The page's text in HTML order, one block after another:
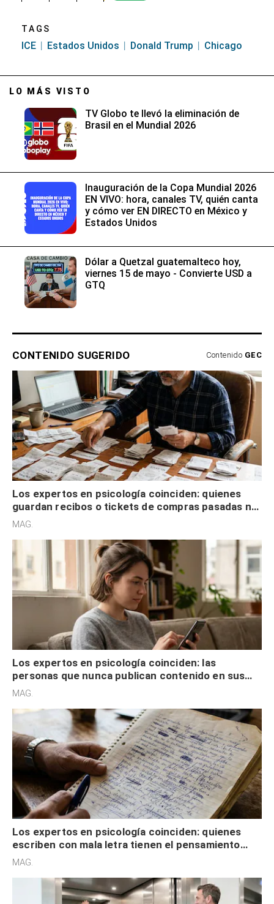
TAGS
ICE Estados Unidos Donald Trump Chicago
LO MÁS VISTO
TV Globo te llevó la eliminación de
Brasil en el Mundial 2026
Inauguración de la Copa Mundial 2026
EN VIVO: hora, canales TV, quién canta
y cómo ver EN DIRECTO en México y
Estados Unidos
Dólar a Quetzal guatemalteco hoy,
viernes 15 de mayo - Convierte USD a
GTQ
CONTENIDO SUGERIDO Contenido GEC
Los expertos en psicología coinciden: quienes
guardan recibos o tickets de compras pasadas no
son acumuladores, sino que tienen necesidad de
MAG.
Los expertos en psicología coinciden: las
personas que nunca publican contenido en sus
redes sociales no pretenden buscar validación
MAG.
Los expertos en psicología coinciden: quienes
escriben con mala letra tienen el pensamiento
acelerado y no lo hacen por desinterés
MAG.